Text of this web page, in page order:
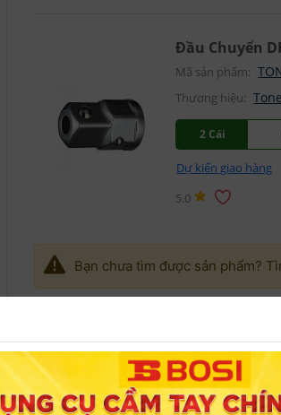
Đầu Chuyển
Mã sản phẩm:
Thương hiệu: Tone
2 Cái
Dự kiến giao hàng
5.0
Bạn chưa tìm được sản phẩm?